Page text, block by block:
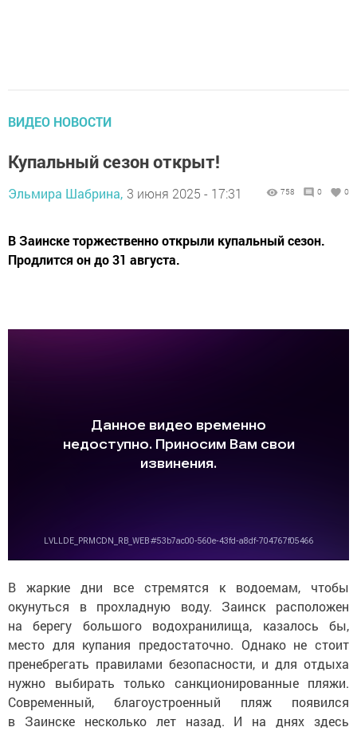
ВИДЕО НОВОСТИ
Купальный сезон открыт!
Эльмира Шабрина, 3 июня 2025 - 17:31 758 0 0
В Заинске торжественно открыли купальный сезон.
Продлится он до 31 августа.
В жаркие дни все стремятся к водоемам, чтобы
окунуться в прохладную воду. Заинск расположен
на берегу большого водохранилища, казалось бы,
место для купания предостаточно. Однако не стоит
пренебрегать правилами безопасности, и для отдыха
нужно выбирать только санкционированные пляжи.
Современный, благоустроенный пляж появился
в Заинске несколько лет назад. И на днях здесь